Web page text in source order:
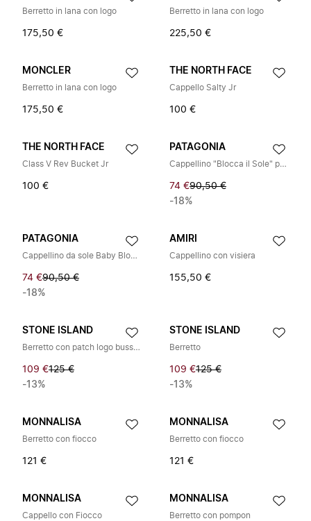
Berretto in lana con logo
175,50 €
Berretto in lana con logo
225,50 €
MONCLER
Berretto in lana con logo
175,50 €
THE NORTH FACE
Cappello Salty Jr
100 €
THE NORTH FACE
Class V Rev Bucket Jr
100 €
PATAGONIA
Cappellino "Blocca il Sole" per neonati
74 €90,50 €
-18%
PATAGONIA
Cappellino da sole Baby Block-the-Sun
74 €90,50 €
-18%
AMIRI
Cappellino con visiera
155,50 €
STONE ISLAND
Berretto con patch logo bussola
109 €125 €
-13%
STONE ISLAND
Berretto
109 €125 €
-13%
MONNALISA
Berretto con fiocco
121 €
MONNALISA
Berretto con fiocco
121 €
MONNALISA
Cappello con Fiocco
MONNALISA
Berretto con pompon